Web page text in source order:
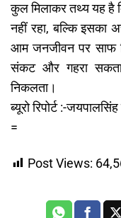
कुल मिलाकर तथ्य यह है
नहीं रहा, बल्कि इसका
आम जनजीवन पर साफ
संकट और गहरा
निकलता।
ब्यूरो रिपोर्ट :-
=
Post Views: